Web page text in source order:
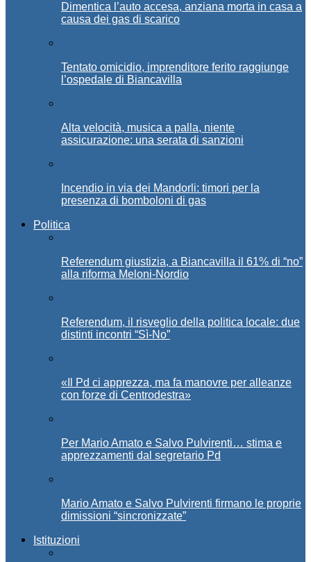
Dimentica l’auto accesa, anziana morta in casa a
causa dei gas di scarico
Tentato omicidio, imprenditore ferito raggiunge
l’ospedale di Biancavilla
Alta velocità, musica a palla, niente
assicurazione: una serata di sanzioni
Incendio in via dei Mandorli: timori per la
presenza di bomboloni di gas
Politica
Referendum giustizia, a Biancavilla il 61% di “no”
alla riforma Meloni-Nordio
Referendum, il risveglio della politica locale: due
distinti incontri “Sì-No”
«Il Pd ci apprezza, ma fa manovre per alleanze
con forze di Centrodestra»
Per Mario Amato e Salvo Pulvirenti… stima e
apprezzamenti dal segretario Pd
Mario Amato e Salvo Pulvirenti firmano le proprie
dimissioni “sincronizzate”
Istituzioni